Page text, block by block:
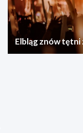
Elbląg znów tętni